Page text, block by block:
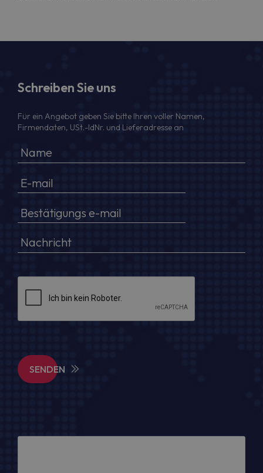
Schreiben Sie uns
Für ein Angebot geben Sie bitte Ihren voller Namen,
Firmendaten, USt.-IdNr. und Lieferadresse an
SENDEN